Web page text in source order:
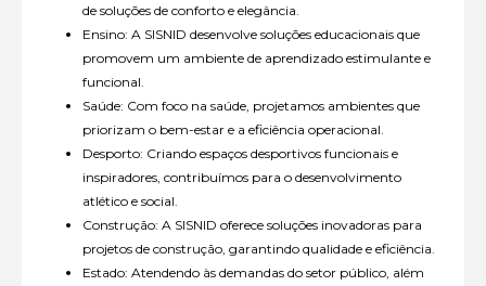
de soluções de conforto e elegância.
Ensino: A SISNID desenvolve soluções educacionais que
promovem um ambiente de aprendizado estimulante e
funcional.
Saúde: Com foco na saúde, projetamos ambientes que
priorizam o bem-estar e a eficiência operacional.
Desporto: Criando espaços desportivos funcionais e
inspiradores, contribuímos para o desenvolvimento
atlético e social.
Construção: A SISNID oferece soluções inovadoras para
projetos de construção, garantindo qualidade e eficiência.
Estado: Atendendo às demandas do setor público, além